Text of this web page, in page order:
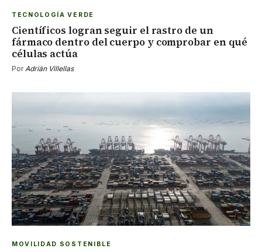
TECNOLOGÍA VERDE
Científicos logran seguir el rastro de un
fármaco dentro del cuerpo y comprobar en qué
células actúa
Por Adrián Villellas
MOVILIDAD SOSTENIBLE